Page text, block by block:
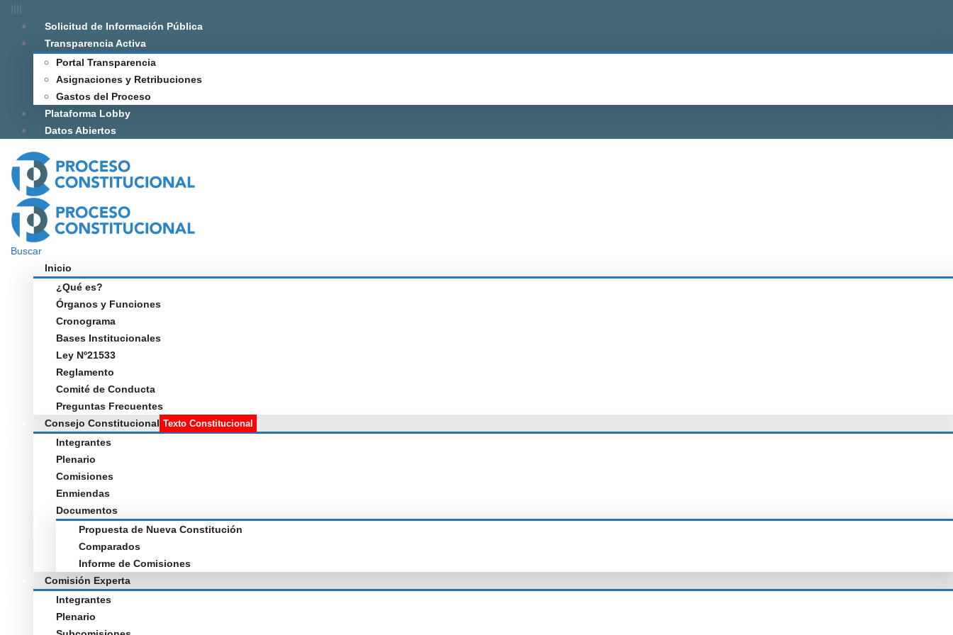
Solicitud de Información Pública
Transparencia Activa
Portal Transparencia
Asignaciones y Retribuciones
Gastos del Proceso
Plataforma Lobby
Datos Abiertos
Buscar
Inicio
¿Qué es?
Órganos y Funciones
Cronograma
Bases Institucionales
Ley Nº21533
Reglamento
Comité de Conducta
Preguntas Frecuentes
Consejo Constitucional Texto Constitucional
Integrantes
Plenario
Comisiones
Enmiendas
Documentos
Propuesta de Nueva Constitución
Comparados
Informe de Comisiones
Comisión Experta
Integrantes
Plenario